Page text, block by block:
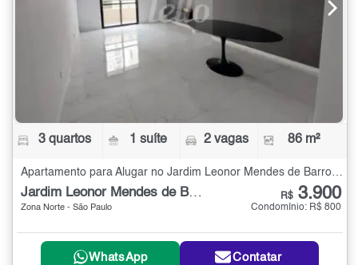
3 quartos 1 suíte 2 vagas 86 m²
Apartamento para Alugar no Jardim Leonor Mendes de Barros com 3 quartos - 86 m²
Jardim Leonor Mendes de Barros
Zona Norte - São Paulo
R$ 3.900
Condomínio: R$ 800
WhatsApp Contatar